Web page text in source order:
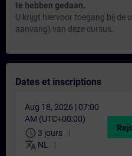
te hebben gedaan.
U krijgt hiervoor toegang bij de
aanvang) van deze cursus.
Dates et inscriptions
Aug 18, 2026 | 07:00
AM (UTC+00:00)
schedule 3 jours
translate NL